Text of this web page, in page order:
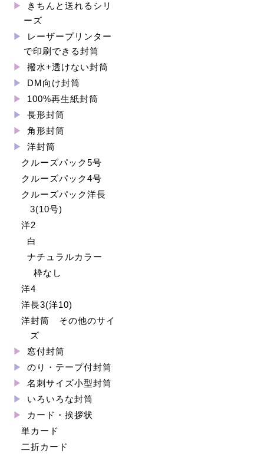
きちんと送れるシリ
ーズ
レーザープリンター
で印刷できる封筒
撥水+透けない封筒
DM向け封筒
100%再生紙封筒
長形封筒
角形封筒
洋封筒
クルーズパック5号
クルーズパック4号
クルーズパック洋長
3(10号)
洋2
白
ナチュラルカラー
枠なし
洋4
洋長3(洋10)
洋封筒 その他のサイ
ズ
窓付封筒
のり・テープ付封筒
名刺サイズ小型封筒
いろいろな封筒
カード・挨拶状
単カード
二折カード